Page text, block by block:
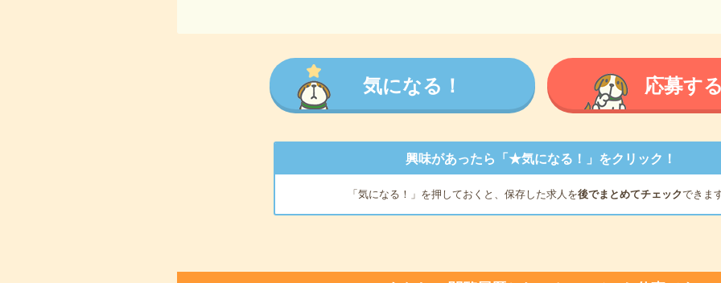
気になる！ 応募す
興味があったら「★気になる！」をクリック！
「気になる！」を押しておくと、保存した求人を後でまとめてチェックできま